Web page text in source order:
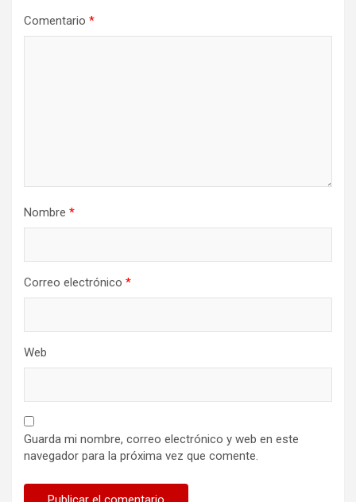
Comentario *
Nombre *
Correo electrónico *
Web
Guarda mi nombre, correo electrónico y web en este
navegador para la próxima vez que comente.